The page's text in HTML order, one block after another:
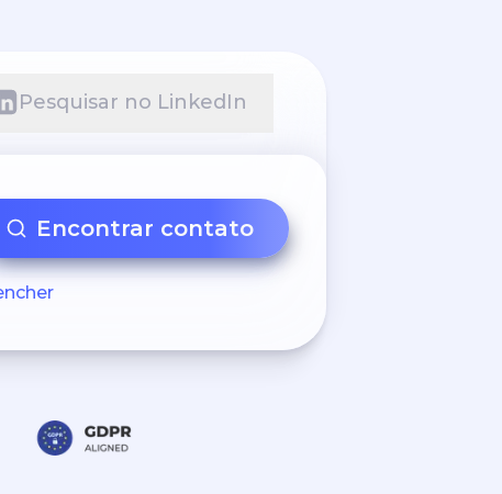
Pesquisar no LinkedIn
Encontrar contato